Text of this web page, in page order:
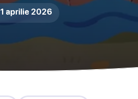
aprilie 2026